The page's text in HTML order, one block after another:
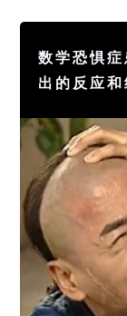
数学恐惧
出的反应